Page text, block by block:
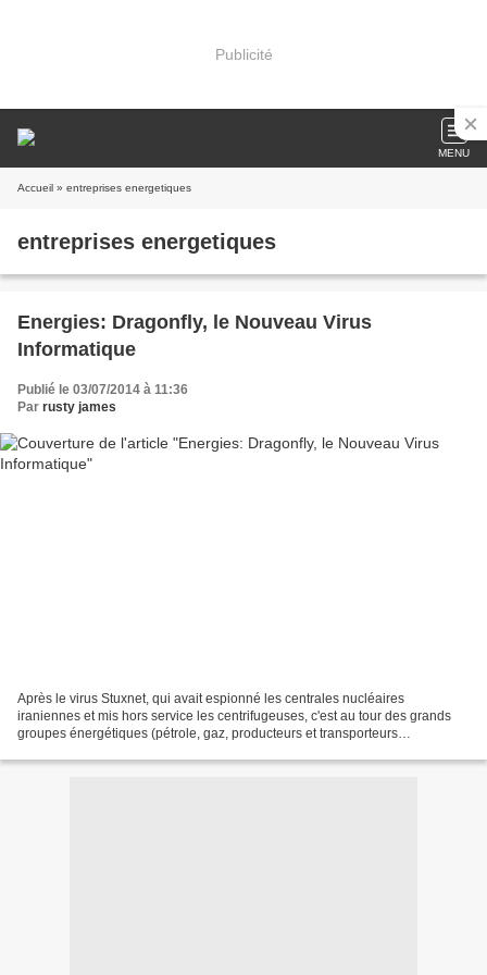
Publicité
MENU
Accueil » entreprises energetiques
entreprises energetiques
Energies: Dragonfly, le Nouveau Virus
Informatique
Publié le 03/07/2014 à 11:36
Par rusty james
Après le virus Stuxnet, qui avait espionné les centrales nucléaires
iraniennes et mis hors service les centrifugeuses, c'est au tour des grands
groupes énergétiques (pétrole, gaz, producteurs et transporteurs